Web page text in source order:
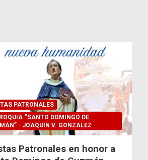
PATRONALES
“SANTO DOMINGO DE
- JOAQUÍN V. GONZÁLEZ
Patronales en honor a